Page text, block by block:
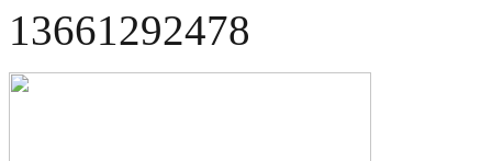
13661292478